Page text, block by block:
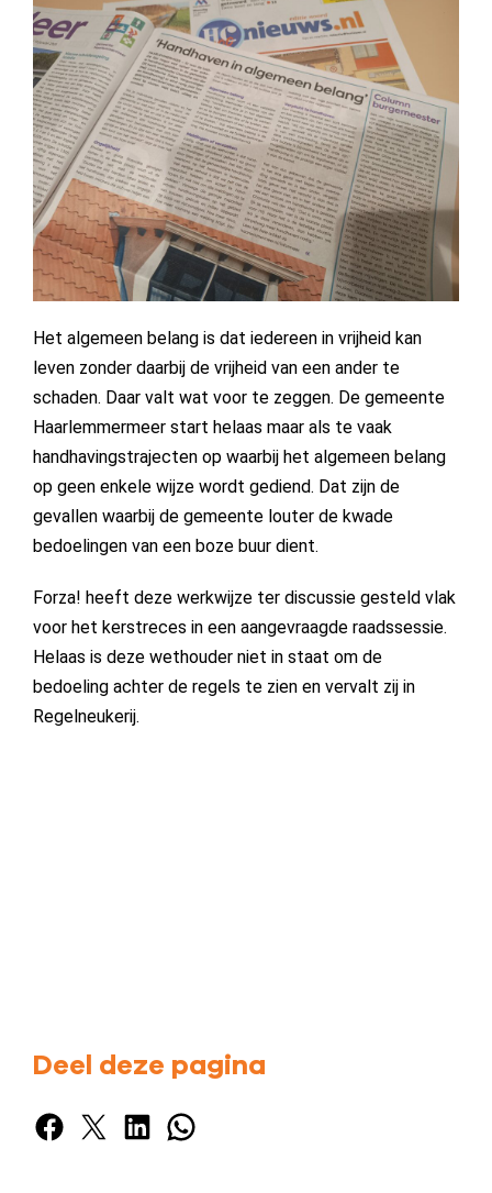
Het algemeen belang is dat iedereen in vrijheid kan
leven zonder daarbij de vrijheid van een ander te
schaden. Daar valt wat voor te zeggen. De gemeente
Haarlemmermeer start helaas maar als te vaak
handhavingstrajecten op waarbij het algemeen belang
op geen enkele wijze wordt gediend. Dat zijn de
gevallen waarbij de gemeente louter de kwade
bedoelingen van een boze buur dient.
Forza! heeft deze werkwijze ter discussie gesteld vlak
voor het kerstreces in een aangevraagde raadssessie.
Helaas is deze wethouder niet in staat om de
bedoeling achter de regels te zien en vervalt zij in
Regelneukerij.
Deel deze pagina
Facebook X LinkedIn WhatsApp